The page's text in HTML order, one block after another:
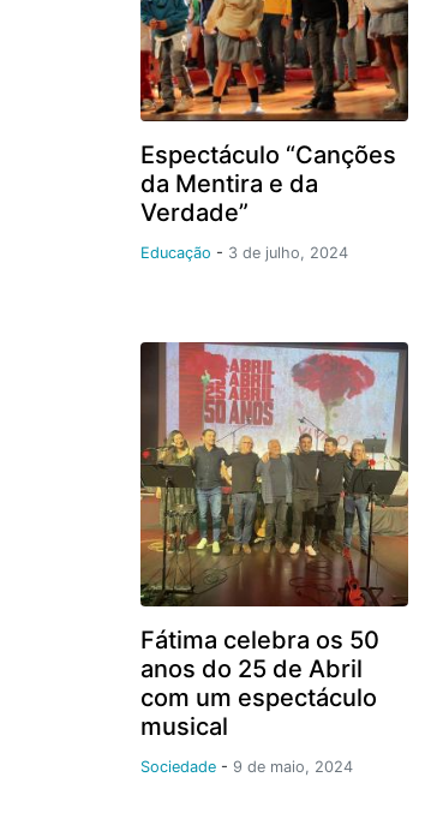
Espectáculo “Canções
da Mentira e da
Verdade”
Educação - 3 de julho, 2024
Fátima celebra os 50
anos do 25 de Abril
com um espectáculo
musical
Sociedade - 9 de maio, 2024